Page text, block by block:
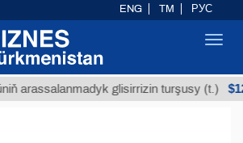
glisirrizin turşusy (t.) $12935,18
ENG TM РУС